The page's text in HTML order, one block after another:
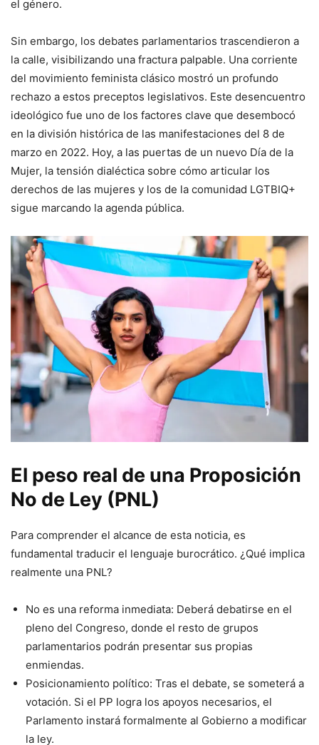
el género.
Sin embargo, los debates parlamentarios trascendieron a
la calle, visibilizando una fractura palpable. Una corriente
del movimiento feminista clásico mostró un profundo
rechazo a estos preceptos legislativos. Este desencuentro
ideológico fue uno de los factores clave que desembocó
en la división histórica de las manifestaciones del 8 de
marzo en 2022. Hoy, a las puertas de un nuevo Día de la
Mujer, la tensión dialéctica sobre cómo articular los
derechos de las mujeres y los de la comunidad LGTBIQ+
sigue marcando la agenda pública.
El peso real de una Proposición
No de Ley (PNL)
Para comprender el alcance de esta noticia, es
fundamental traducir el lenguaje burocrático. ¿Qué implica
realmente una PNL?
No es una reforma inmediata: Deberá debatirse en el
pleno del Congreso, donde el resto de grupos
parlamentarios podrán presentar sus propias
enmiendas.
Posicionamiento político: Tras el debate, se someterá a
votación. Si el PP logra los apoyos necesarios, el
Parlamento instará formalmente al Gobierno a modificar
la ley.